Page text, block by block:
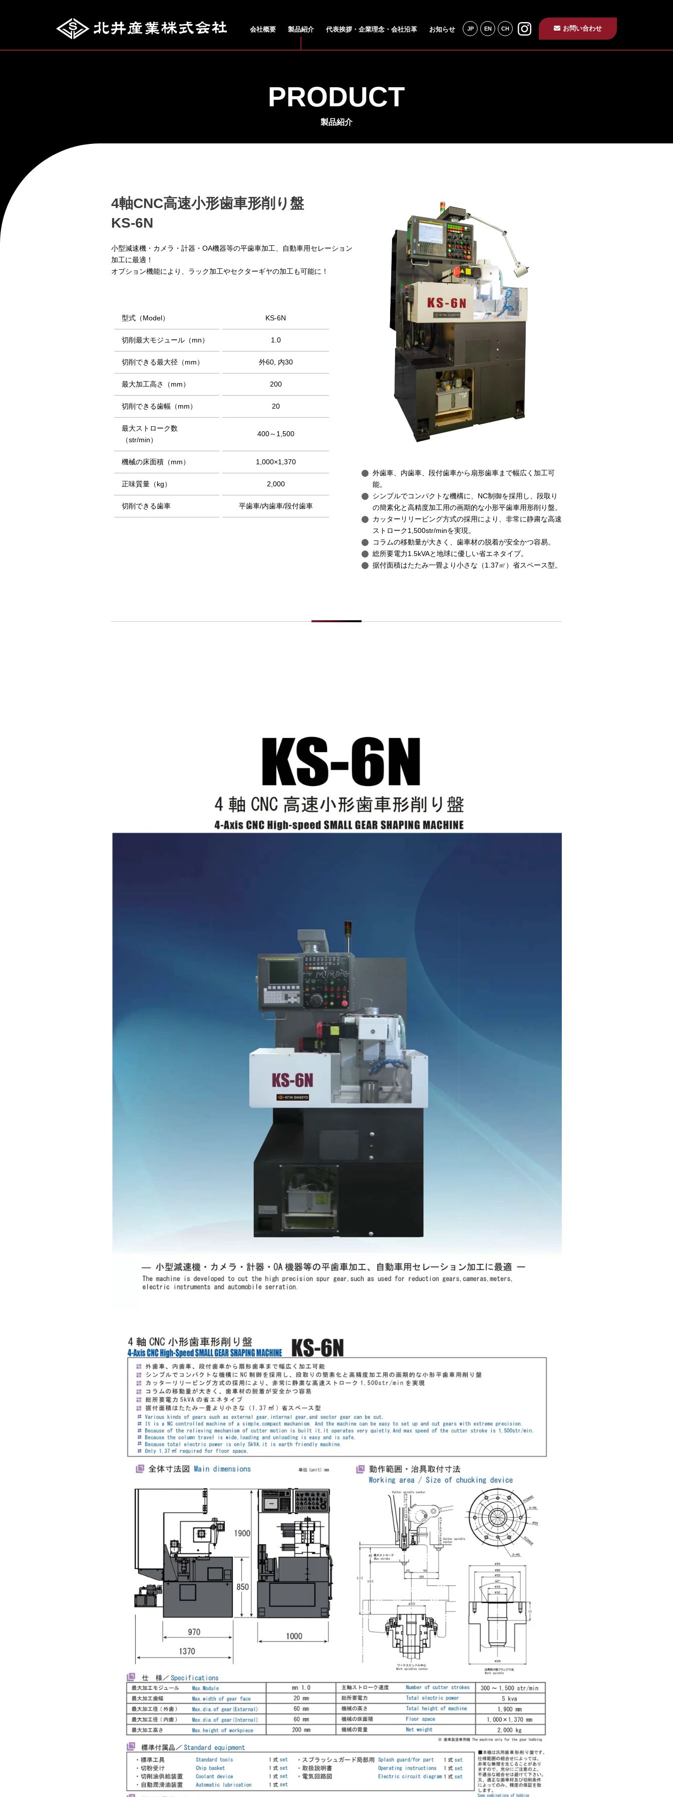
会社概要 製品紹介 代表挨拶・企業理念・会社沿革 お知らせ JP EN CH お問い合わせ
PRODUCT
製品紹介
4軸CNC高速小形歯車形削り盤
KS-6N
小型減速機・カメラ・計器・OA機器等の平歯車加工、自動車用セレーション
加工に最適！
オプション機能により、ラック加工やセクターギヤの加工も可能に！
型式（Model） KS-6N
切削最大モジュール（mn） 1.0
切削できる最大径（mm） 外60, 内30
最大加工高さ（mm） 200
切削できる歯幅（mm） 20
最大ストローク数
（str/min）
400～1,500
機械の床面積（mm） 1,000×1,370
正味質量（kg） 2,000
切削できる歯車 平歯車/内歯車/段付歯車
外歯車、内歯車、段付歯車から扇形歯車まで幅広く加工可
能。
シンプルでコンパクトな機構に、NC制御を採用し、段取り
の簡素化と高精度加工用の画期的な小形平歯車用形削り盤。
カッターリリービング方式の採用により、非常に静粛な高速
ストローク1,500str/minを実現。
コラムの移動量が大きく、歯車材の脱着が安全かつ容易。
総所要電力1.5kVAと地球に優しい省エネタイプ。
据付面積はたたみ一畳より小さな（1.37㎡）省スペース型。